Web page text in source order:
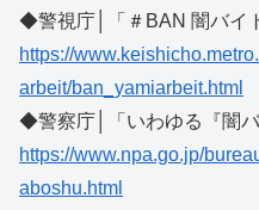
◆警視庁│「＃BAN 闇バイ
https://
arbeit/ban_yamiarbeit.html
◆警察庁│「いわゆる『闇バ
https://www.npa.go.jp/
aboshu.html